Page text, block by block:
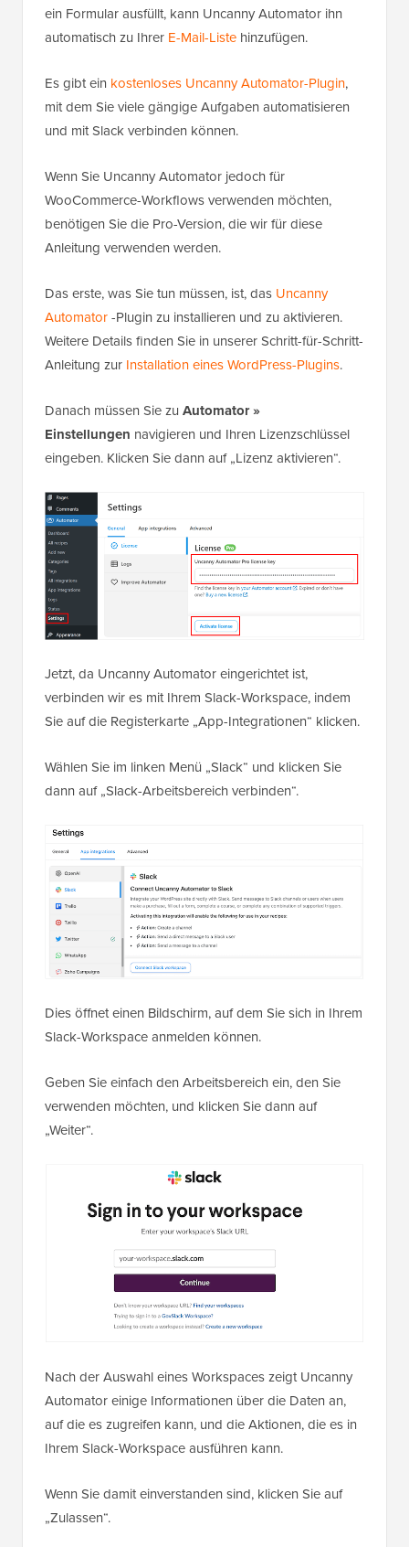
ein Formular ausfüllt, kann Uncanny Automator ihn
automatisch zu Ihrer E-Mail-Liste hinzufügen.
Es gibt ein kostenloses Uncanny Automator-Plugin,
mit dem Sie viele gängige Aufgaben automatisieren
und mit Slack verbinden können.
Wenn Sie Uncanny Automator jedoch für
WooCommerce-Workflows verwenden möchten,
benötigen Sie die Pro-Version, die wir für diese
Anleitung verwenden werden.
Das erste, was Sie tun müssen, ist, das Uncanny
Automator-Plugin zu installieren und zu aktivieren.
Weitere Details finden Sie in unserer Schritt-für-Schritt-
Anleitung zur Installation eines WordPress-Plugins.
Danach müssen Sie zu Automator »
Einstellungen navigieren und Ihren Lizenzschlüssel
eingeben. Klicken Sie dann auf „Lizenz aktivieren“.
Jetzt, da Uncanny Automator eingerichtet ist,
verbinden wir es mit Ihrem Slack-Workspace, indem
Sie auf die Registerkarte „App-Integrationen“ klicken.
Wählen Sie im linken Menü „Slack“ und klicken Sie
dann auf „Slack-Arbeitsbereich verbinden“.
Dies öffnet einen Bildschirm, auf dem Sie sich in Ihrem
Slack-Workspace anmelden können.
Geben Sie einfach den Arbeitsbereich ein, den Sie
verwenden möchten, und klicken Sie dann auf
„Weiter“.
Nach der Auswahl eines Workspaces zeigt Uncanny
Automator einige Informationen über die Daten an,
auf die es zugreifen kann, und die Aktionen, die es in
Ihrem Slack-Workspace ausführen kann.
Wenn Sie damit einverstanden sind, klicken Sie auf
„Zulassen“.